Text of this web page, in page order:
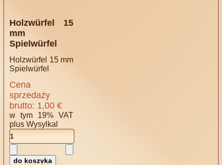
Holzwürfel 15
mm
Spielwürfel
Holzwürfel 15 mm
Spielwürfel
Cena
sprzedaży
brutto: 1,00 €
w tym 19% VAT
plusWysylkal